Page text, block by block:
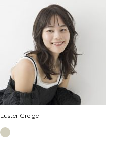
Luster Greige